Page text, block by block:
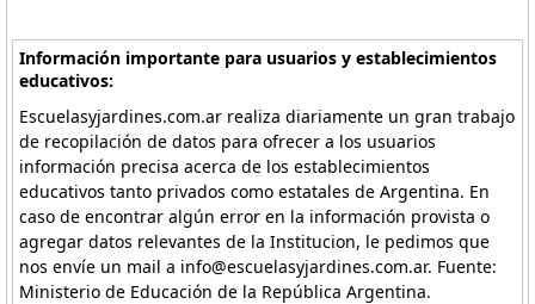
Información importante para usuarios y establecimientos
educativos:
Escuelasyjardines.com.ar realiza diariamente un gran trabajo
de recopilación de datos para ofrecer a los usuarios
información precisa acerca de los establecimientos
educativos tanto privados como estatales de Argentina. En
caso de encontrar algún error en la información provista o
agregar datos relevantes de la Institucion, le pedimos que
nos envíe un mail a info@escuelasyjardines.com.ar. Fuente:
Ministerio de Educación de la República Argentina.